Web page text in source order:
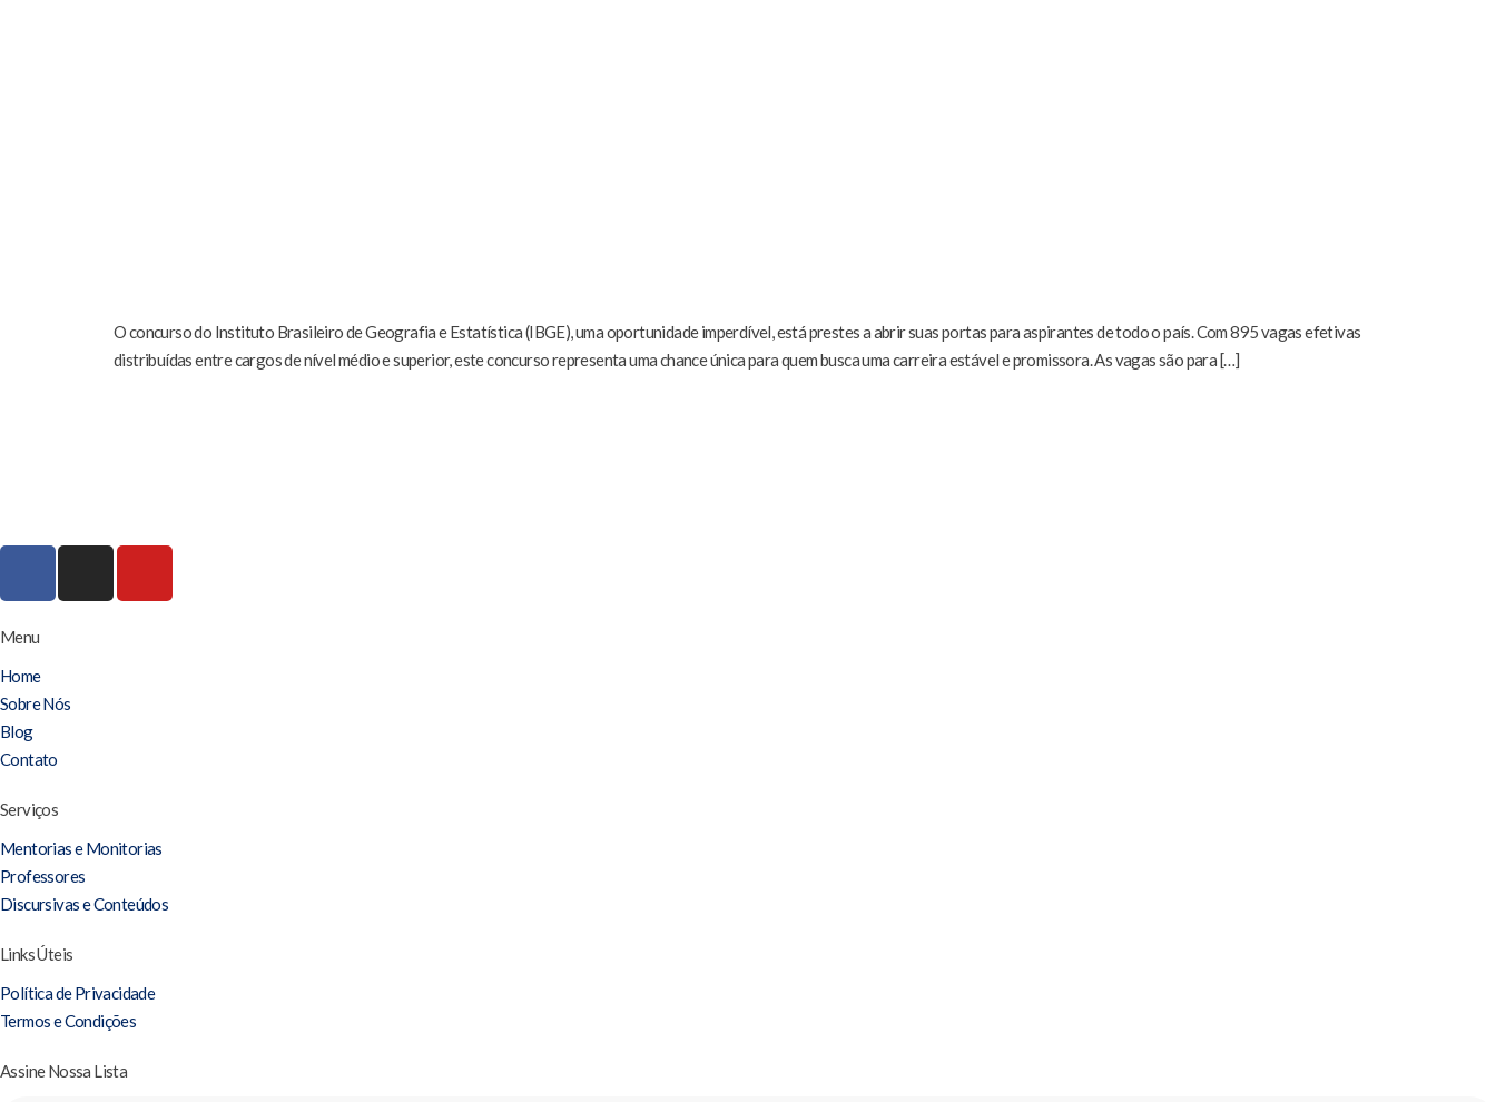
O concurso do Instituto Brasileiro de Geografia e Estatística (IBGE), uma oportunidade imperdível, está prestes a abrir suas portas para aspirantes de todo o país. Com 895 vagas efetivas
distribuídas entre cargos de nível médio e superior, este concurso representa uma chance única para quem busca uma carreira estável e promissora. As vagas são para […]
Menu
Home
Sobre Nós
Blog
Contato
Serviços
Mentorias e Monitorias
Professores
Discursivas e Conteúdos
Links Úteis
Política de Privacidade
Termos e Condições
Assine Nossa Lista